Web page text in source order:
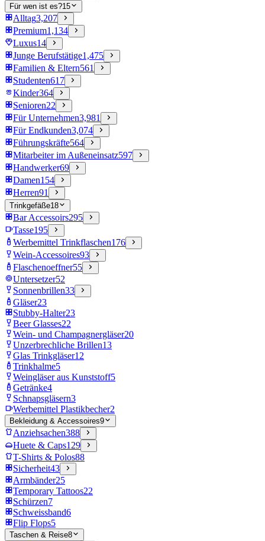
Für wen ist es?15
Alltag3,207
Premium1,134
Luxus14
Junge Berufstätige1,475
Familien & Eltern561
Studenten617
Kinder364
Senioren22
Für Unternehmen3,981
Für Endkunden3,074
Führungskräfte564
Mitarbeiter im Außeneinsatz597
Handwerker69
Damen154
Herren91
Trinkgefäße18
Bar Accessoirs295
Tasse195
Werbemittel Trinkflaschen176
Wein-Accessoires93
Flaschenoeffner55
Untersetzer52
Sonnenbrillen33
Gläser23
Stubby-Halter23
Beer Glasses22
Wein- und Champagnergläser20
Unzerbrechliche Brillen13
Glas Trinkgläser12
Trinkhalme5
Weingläser aus Kunststoff5
Getränke4
Schnapsgläsern3
Werbemittel Plastikbecher2
Bekleidung & Accessoires9
Anziehsachen388
Huete & Caps129
T-Shirts & Polos88
Sicherheit43
Armbänder25
Temporary Tattoos22
Schürzen7
Schweissband6
Flip Flops5
Taschen & Reise8